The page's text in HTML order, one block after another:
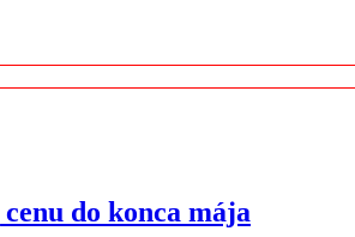
do konca mája